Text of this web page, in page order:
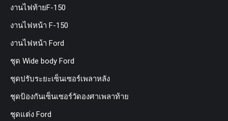
งานไฟท้ายF-150
งานไฟหน้า F-150
งานไฟหน้า Ford
ชุด Wide body Ford
ชุดปรับระยะเซ็นเซอร์เพลาหลัง
ชุดป้องกันเซ็นเซอร์วัดองศาเพลาท้าย
ชุดแต่ง Ford